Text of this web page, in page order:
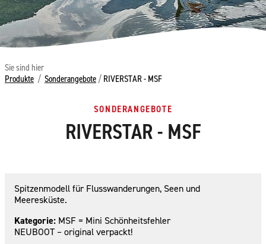
Sie sind hier
Produkte / Sonderangebote/RIVERSTAR - MSF
SONDERANGEBOTE
RIVERSTAR - MSF
Spitzenmodell für Flusswanderungen, Seen und
Meeresküste.
Kategorie: MSF = Mini Schönheitsfehler
NEUBOOT – original verpackt!